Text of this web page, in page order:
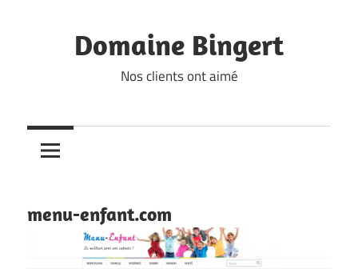
Domaine Bingert
Nos clients ont aimé
menu-enfant.com